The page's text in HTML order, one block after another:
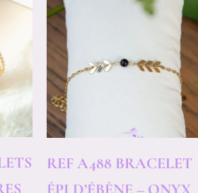
produit
a
plusieurs
variations.
Les
options
peuvent
REF A488 BRACELET